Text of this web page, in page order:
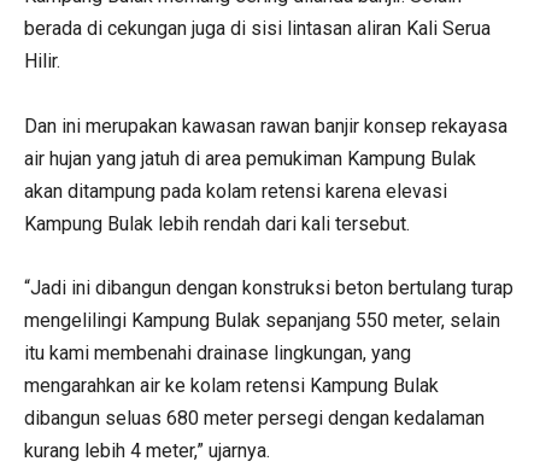
berada di cekungan juga di sisi lintasan aliran Kali Serua
Hilir.
Dan ini merupakan kawasan rawan banjir konsep rekayasa
air hujan yang jatuh di area pemukiman Kampung Bulak
akan ditampung pada kolam retensi karena elevasi
Kampung Bulak lebih rendah dari kali tersebut.
“Jadi ini dibangun dengan konstruksi beton bertulang turap
mengelilingi Kampung Bulak sepanjang 550 meter, selain
itu kami membenahi drainase lingkungan, yang
mengarahkan air ke kolam retensi Kampung Bulak
dibangun seluas 680 meter persegi dengan kedalaman
kurang lebih 4 meter,” ujarnya.